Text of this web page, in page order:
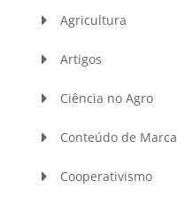
Agricultura
Artigos
Ciência no Agro
Conteúdo de Marca
Cooperativismo